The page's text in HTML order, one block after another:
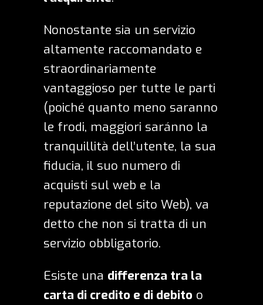
Nonostante sia un servizio
altamente raccomandato e
straordinariamente
vantaggioso per tutte le parti
(poiché quanto meno saranno
le frodi, maggiori saránno la
tranquillità dell’utente, la sua
fiducia, il suo numero di
acquisti sul web e la
reputazione del sito Web), va
detto che non si tratta di un
servizio obbligatorio.
Esiste una differenza tra la
carta di credito e di debito o